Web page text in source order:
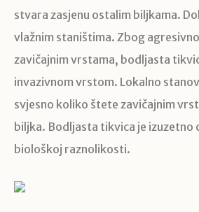
stvara zasjenu ostalim biljkama.
vlažnim staništima. Zbog
zavičajnim vrstama, bodljasta
invazivnom vrstom. Lokalno
svjesno koliko štete zavičajnim
biljka. Bodljasta tikvica je izuzetno
biološkoj raznolikosti.